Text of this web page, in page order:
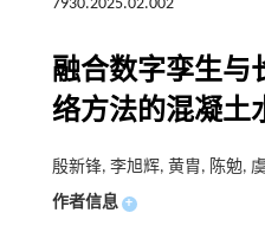
7930.2025.02.002
融合数字孪生与
络方法的混凝土
殷新锋, 李旭辉, 黄胄, 陈勉,
作者信息 +